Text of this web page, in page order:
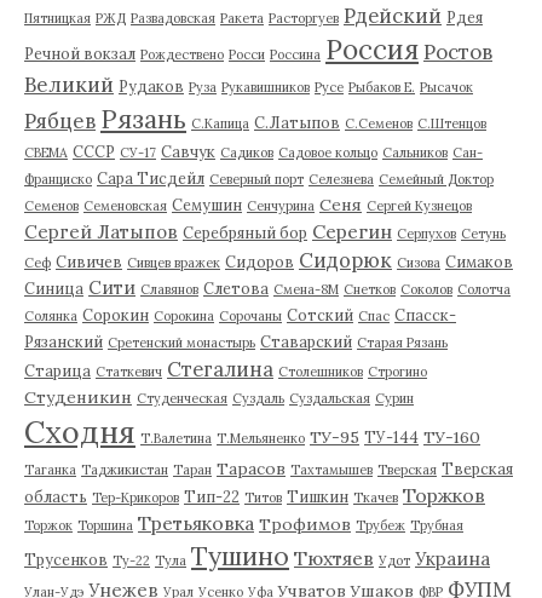
Пятницкая РЖД Развадовская Ракета Расторгуев Рдейский Рдея
Речной вокзал Рождествено Росси Россина Россия Ростов
Великий Рудаков Руза Рукавишников Русе Рыбаков Е. Рысачок
Рябцев Рязань С.Капица С.Латыпов С.Семенов С.Штенцов
СВЕМА СССР СУ-17 Савчук Садиков Садовое кольцо Сальников Сан-
Франциско Сара Тисдейл Северный порт Селезнева Семейный Доктор
Семенов Семеновская Семушин Сенчурина Сеня Сергей Кузнецов
Сергей Латыпов Серебряный бор Серегин Серпухов Сетунь
Сеф Сивичев Сивцев вражек Сидоров Сидорюк Сизова Симаков
Синица Сити Славянов Слетова Смена-8М Снетков Соколов Солотча
Солянка Сорокин Сорокина Сорочаны Сотский Спас Спасск-
Рязанский Сретенский монастырь Ставарский Старая Рязань
Старица Статкевич Стегалина Столешников Строгино
Студеникин Студенческая Суздаль Суздальская Сурин
Сходня Т.Валетина Т.Мельяненко ТУ-95 ТУ-144 ТУ-160
Таганка Таджикистан Таран Тарасов Тахтамышев Тверская Тверская
область Тер-Крикоров Тип-22 Титов Тишкин Ткачев Торжков
Торжок Торшина Третьяковка Трофимов Трубеж Трубная
Трусенков Ту-22 Тула Тушино Тюхтяев Удот Украина
Улан-Удэ Унежев Урал Усенко Уфа Учватов Ушаков ФВР ФУПМ